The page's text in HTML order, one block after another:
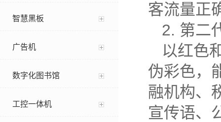
智慧黑板
广告机
数字化图书馆
工控一体机
客流量正
2. 第二
以红色
伪彩色，
融机构、
宣传语、